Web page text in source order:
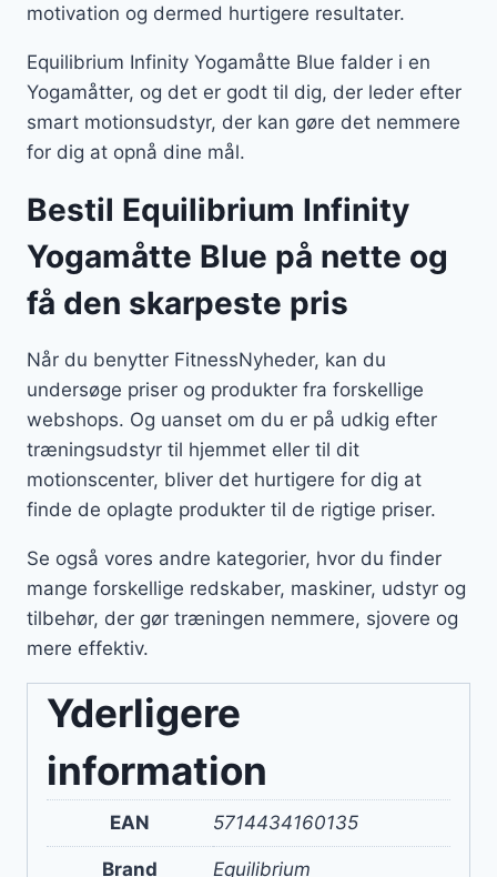
motivation og dermed hurtigere resultater.
Equilibrium Infinity Yogamåtte Blue falder i en
Yogamåtter, og det er godt til dig, der leder efter
smart motionsudstyr, der kan gøre det nemmere
for dig at opnå dine mål.
Bestil Equilibrium Infinity
Yogamåtte Blue på nette og
få den skarpeste pris
Når du benytter FitnessNyheder, kan du
undersøge priser og produkter fra forskellige
webshops. Og uanset om du er på udkig efter
træningsudstyr til hjemmet eller til dit
motionscenter, bliver det hurtigere for dig at
finde de oplagte produkter til de rigtige priser.
Se også vores andre kategorier, hvor du finder
mange forskellige redskaber, maskiner, udstyr og
tilbehør, der gør træningen nemmere, sjovere og
mere effektiv.
Yderligere
information
EAN 5714434160135
Brand Equilibrium